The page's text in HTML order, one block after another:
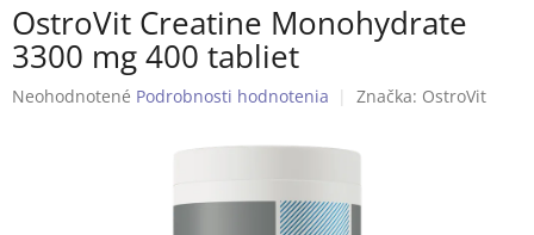
o
č
n
ý
OstroVit Creatine Monohydrate
3300 mg 400 tabliet
Priemerné
Neohodnotené Podrobnosti hodnotenia Značka: OstroVit